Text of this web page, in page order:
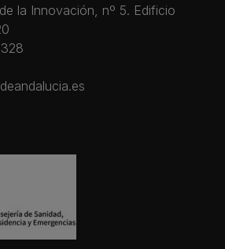
la Innovación, nº 5. Edificio